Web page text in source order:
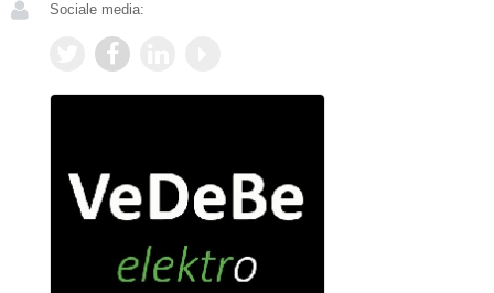
Sociale media: